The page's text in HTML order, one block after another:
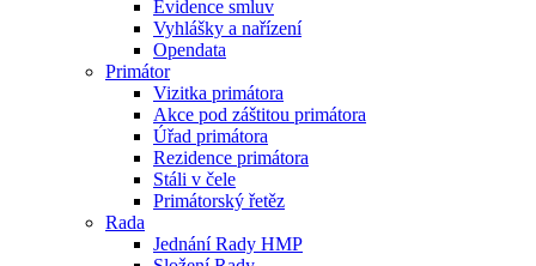
Evidence smluv
Vyhlášky a nařízení
Opendata
Primátor
Vizitka primátora
Akce pod záštitou primátora
Úřad primátora
Rezidence primátora
Stáli v čele
Primátorský řetěz
Rada
Jednání Rady HMP